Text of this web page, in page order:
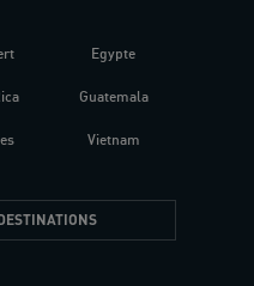
Egypte
Guatemala
Vietnam